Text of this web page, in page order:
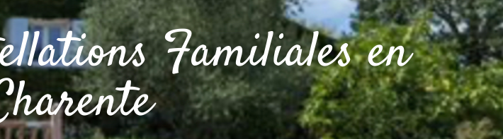
Familiales en